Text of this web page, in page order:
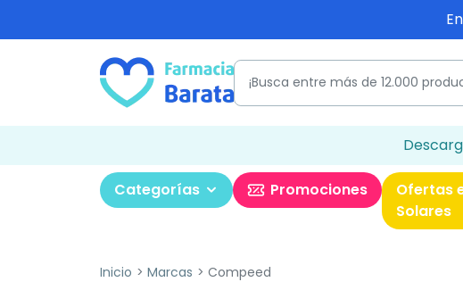
Categorías Promociones
Ofertas
Solares
Inicio Marcas Compeed